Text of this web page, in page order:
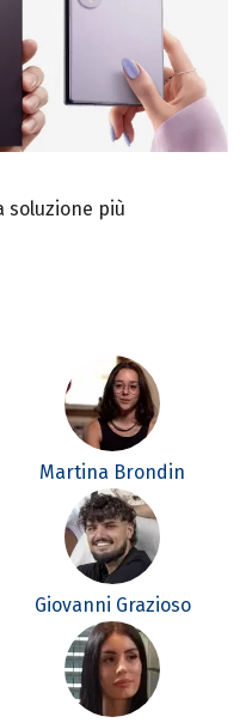
soluzione più
Martina Brondin
Giovanni Grazioso